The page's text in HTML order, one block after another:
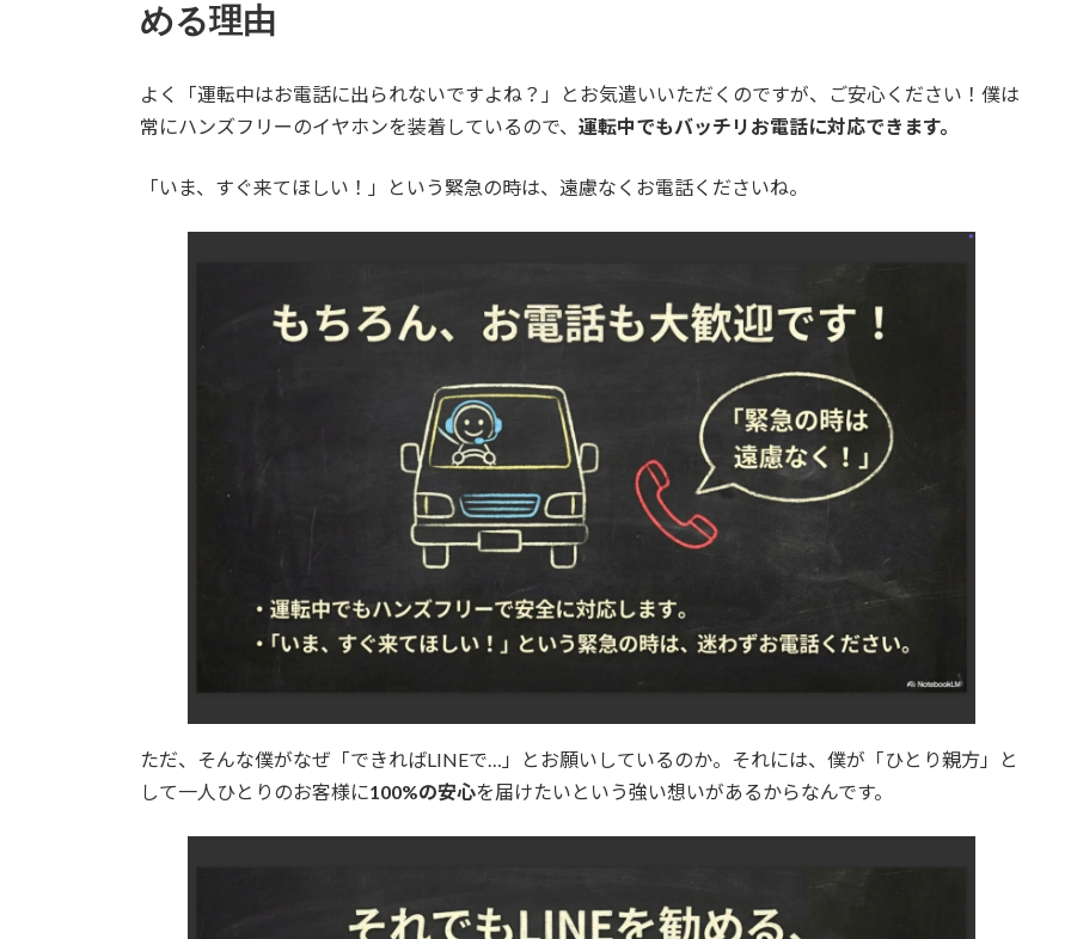
める理由
よく「運転中はお電話に出られないですよね？」とお気遣いいただくのですが、ご安心ください！僕は
常にハンズフリーのイヤホンを装着しているので、 運転中でもバッチリお電話に対応できます。
「いま、すぐ来てほしい！」という緊急の時は、遠慮なくお電話くださいね。
ただ、そんな僕がなぜ「できればLINEで…」とお願いしているのか。それには、僕が「ひとり親方」と
して一人ひとりのお客様に100%の安心を届けたいという強い想いがあるからなんです。